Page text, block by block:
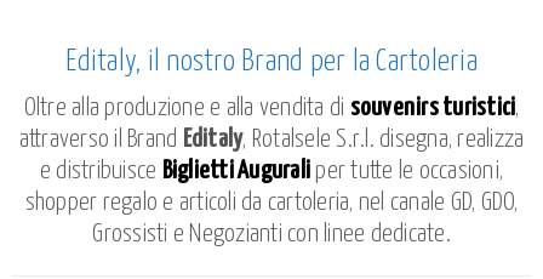
Editaly, il nostro Brand per la Cartoleria
Oltre alla produzione e alla vendita di souvenirs turistici,
attraverso il Brand Editaly, Rotalsele S.r.l. disegna, realizza
e distribuisce Biglietti Augurali per tutte le occasioni,
shopper regalo e articoli da cartoleria, nel canale GD, GDO,
Grossisti e Negozianti con linee dedicate.